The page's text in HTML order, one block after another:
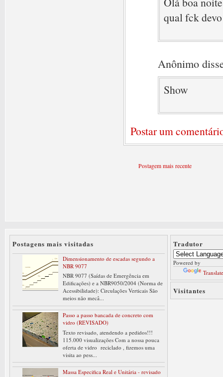
qual fck
Anônimo
Show
Postar um
Postagem mais recente
Postagens mais visitadas
Dimensionamento de escadas segundo a
NBR 9077
NBR 9077 (Saídas de Emergência em
Edificações) e a NBR9050/2004 (Norma de
Acessibilidade): Circulações Verticais São
meios não mecâ...
Passo a passo bancada de concreto com
vidro (REVISADO)
Texto revisado, atendendo a pedidos!!!
115.000 visualizações Com a nossa pouca
oferta de vidro reciclado , fizemos uma
visita ao pess...
Massa Especifica Real e Unitária - revisado
Tradutor
Powered by
Visitantes